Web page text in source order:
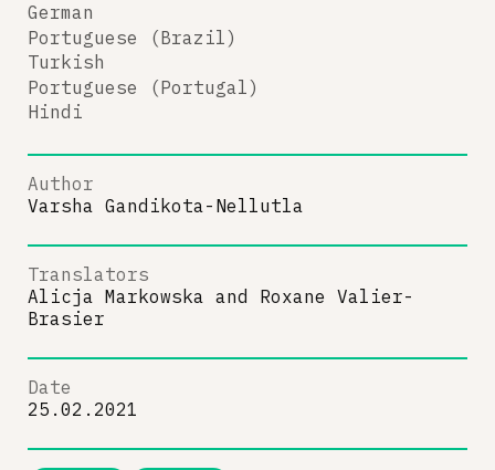
German
Portuguese (Brazil)
Turkish
Portuguese (Portugal)
Hindi
Author
Varsha Gandikota-Nellutla
Translators
Alicja Markowska and Roxane Valier-
Brasier
Date
25.02.2021